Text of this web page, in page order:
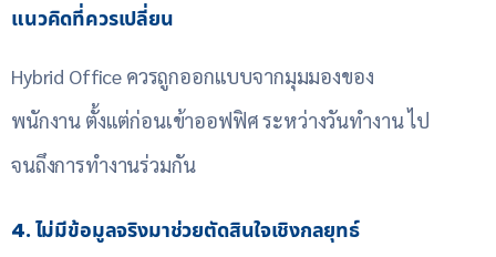
แนวคิดที่ควรเปลี่ยน
Hybrid Office ควรถูกออกแบบจากมุมมองของ
พนักงาน ตั้งแต่ก่อนเข้าออฟฟิศ ระหว่างวันทำงาน ไป
จนถึงการทำงานร่วมกัน
4. ไม่มีข้อมูลจริงมาช่วยตัดสินใจเชิงกลยุทธ์